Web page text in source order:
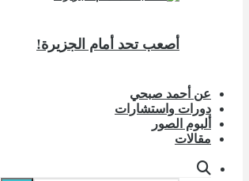
أصعب تحد أمام الجزيرة!
عن أحمد صبحي
دورات واستشارات
ألبوم الصور
مقالات